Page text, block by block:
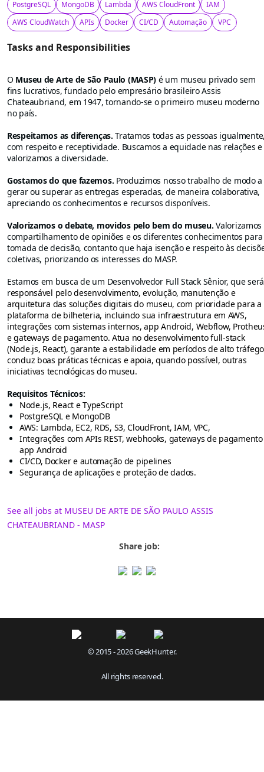
PostgreSQL
MongoDB Lambda AWS CloudFront
IAM
AWS CloudWatch
APIs Docker CI/CD Automação VPC
Tasks and Responsibilities
O Museu de Arte de São Paulo (MASP) é um museu privado sem
fins lucrativos, fundado pelo empre­sário brasileiro Assis
Chateaubriand, em 1947, tornando-se o primeiro museu moderno
no país.
‍Respeitamos as diferenças.‍Tratamos todas as pessoas
com respeito e receptividade. Buscamos a equidade nas relações e
valorizamos a diversidade.
‍Gostamos do que fazemos. ‍Produzimos nosso trabalho de modo a
gerar ou superar as entregas esperadas, de maneira colaborativa,
apreciando os conhecimentos e recursos disponíveis.
‍Valorizamos o debate, movidos pelo bem do museu.‍Valorizamos
compartilhamento de opiniões e os diferentes conhecimentos para
tomada de decisão, contanto que haja isenção e respeito às
coletivas, priorizando os interesses do MASP.
Estamos em busca de um Desenvolvedor Full Stack Sênior, que será
responsável pelo desenvolvimento, evolução, manutenção e
arquitetura das soluções digitais do museu, com prioridade para a
plataforma de bilheteria, incluindo sua infraestrutura em AWS,
integrações com sistemas internos, app Android, Webflow,
e gateways de pagamento. Atua no desenvolvimento full-stack
(Node.js, React), garante a estabilidade em períodos de alto
conduz boas práticas técnicas e apoia, quando possível, outras
iniciativas tecnológicas do museu.
Requisitos Técnicos:
Node.js, React e TypeScript
PostgreSQL e MongoDB
AWS: Lambda, EC2, RDS, S3, CloudFront, IAM, VPC,
Integrações com APIs REST, webhooks, gateways de
app Android
CI/CD, Docker e automação de pipelines
Segurança de aplicações e proteção de dados.
See all jobs at MUSEU DE ARTE DE SÃO PAULO ASSIS
CHATEAUBRIAND - MASP
Share job:
© 2015 - 2026 GeekHunter.
All rights reserved.